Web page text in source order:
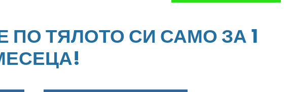
ТЯЛОТО СИ САМО ЗА 1